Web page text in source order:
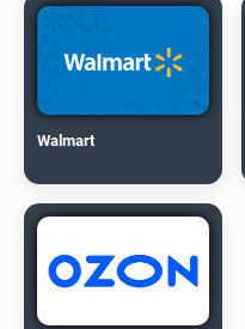
Walmart